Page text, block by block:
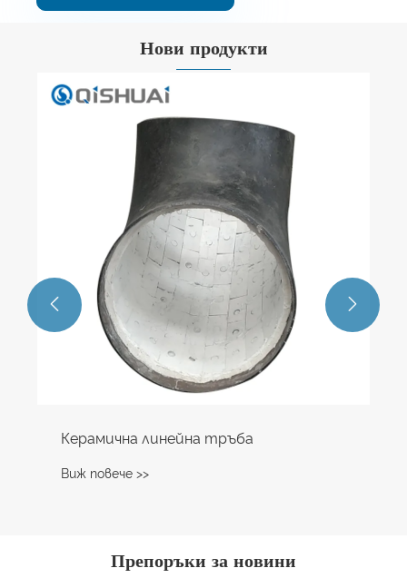
Нови продукти
Al2O3 керамична облицовка за
Виж повече >>
 
Препоръки за новини